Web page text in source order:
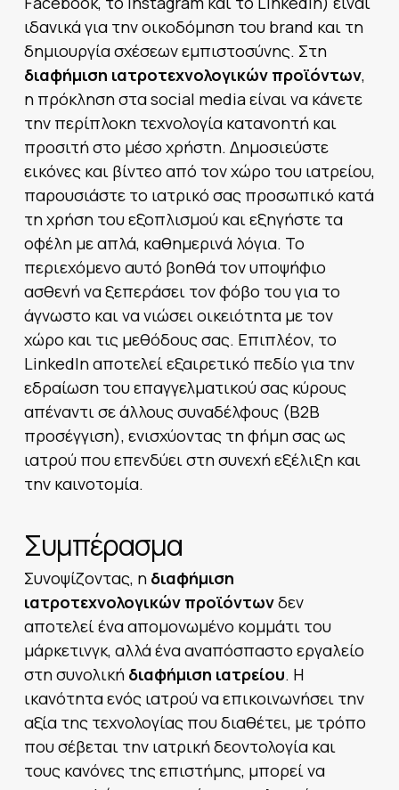
ιδανικά για την οικοδόμηση του brand και τη
δημιουργία σχέσεων εμπιστοσύνης. Στη
διαφήμιση ιατροτεχνολογικών προϊόντων,
η πρόκληση στα social media είναι να κάνετε
την περίπλοκη τεχνολογία κατανοητή και
προσιτή στο μέσο χρήστη. Δημοσιεύστε
εικόνες και βίντεο από τον χώρο του ιατρείου,
παρουσιάστε το ιατρικό σας προσωπικό κατά
τη χρήση του εξοπλισμού και εξηγήστε τα
οφέλη με απλά, καθημερινά λόγια. Το
περιεχόμενο αυτό βοηθά τον υποψήφιο
ασθενή να ξεπεράσει τον φόβο του για το
άγνωστο και να νιώσει οικειότητα με τον
χώρο και τις μεθόδους σας. Επιπλέον, το
LinkedIn αποτελεί εξαιρετικό πεδίο για την
εδραίωση του επαγγελματικού σας κύρους
απέναντι σε άλλους συναδέλφους (B2B
προσέγγιση), ενισχύοντας τη φήμη σας ως
ιατρού που επενδύει στη συνεχή εξέλιξη και
την καινοτομία.
Συμπέρασμα
Συνοψίζοντας, η διαφήμιση
ιατροτεχνολογικών προϊόντωνδεν
αποτελεί ένα απομονωμένο κομμάτι του
μάρκετινγκ, αλλά ένα αναπόσπαστο εργαλείο
στη συνολική διαφήμιση ιατρείου. Η
ικανότητα ενός ιατρού να επικοινωνήσει την
αξία της τεχνολογίας που διαθέτει, με τρόπο
που σέβεται την ιατρική δεοντολογία και
τους κανόνες της επιστήμης, μπορεί να